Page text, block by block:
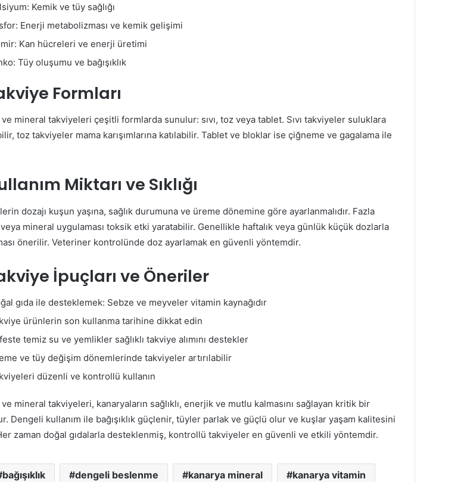
Kemik ve tüy sağlığı
Enerji metabolizması ve kemik gelişimi
Kan hücreleri ve enerji üretimi
Tüy oluşumu ve bağışıklık
Formları
mineral takviyeleri çeşitli formlarda sunulur: sıvı, toz veya tablet. Sıvı takviyeler suluklara
toz takviyeler mama karışımlarına katılabilir. Tablet ve bloklar ise çiğneme ve gagalama ile
Miktarı ve Sıklığı
dozajı kuşun yaşına, sağlık durumuna ve üreme dönemine göre ayarlanmalıdır. Fazla
mineral uygulaması toksik etki yaratabilir. Genellikle haftalık veya günlük küçük dozlarla
önerilir. Veteriner kontrolünde doz ayarlamak en güvenli yöntemdir.
İpuçları ve Öneriler
gıda ile desteklemek: Sebze ve meyveler vitamin kaynağıdır
ürünlerin son kullanma tarihine dikkat edin
temiz su ve yemlikler sağlıklı takviye alımını destekler
ve tüy değişim dönemlerinde takviyeler artırılabilir
düzenli ve kontrollü kullanın
mineral takviyeleri, kanaryaların sağlıklı, enerjik ve mutlu kalmasını sağlayan kritik bir
Dengeli kullanım ile bağışıklık güçlenir, tüyler parlak ve güçlü olur ve kuşlar yaşam kalitesini
zaman doğal gıdalarla desteklenmiş, kontrollü takviyeler en güvenli ve etkili yöntemdir.
bağışıklık dengeli beslenme kanarya mineral kanarya vitamin